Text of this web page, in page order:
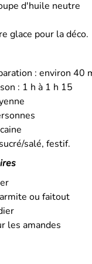
d'huile neutre
glace pour la déco.
: environ 40
: 1 h à 1 h 15
salé, festif.
ou faitout
les amandes